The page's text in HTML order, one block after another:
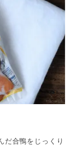
だ合鴨をじっくり